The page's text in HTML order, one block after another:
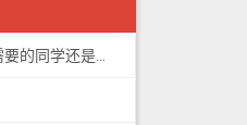
mark:mark，不过需要的同学还是看看新版题库吧，这个有点老旧了